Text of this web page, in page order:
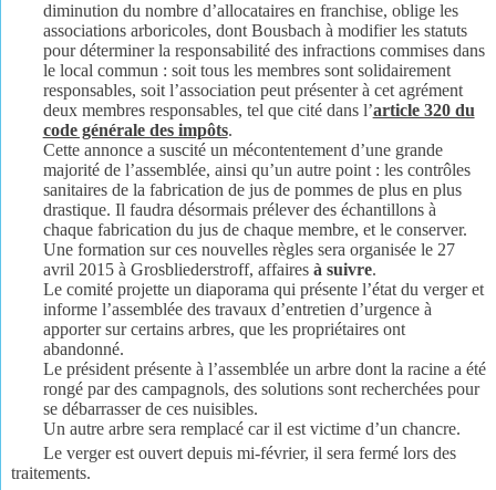
diminution du nombre d’allocataires en franchise, oblige les
associations arboricoles, dont Bousbach à modifier les statuts
pour déterminer la responsabilité des infractions commises dans
le local commun : soit tous les membres sont solidairement
responsables, soit l’association peut présenter à cet agrément
deux membres responsables, tel que cité dans l’article 320 du
code générale des impôts.
Cette annonce a suscité un mécontentement d’une grande
majorité de l’assemblée, ainsi qu’un autre point : les contrôles
sanitaires de la fabrication de jus de pommes de plus en plus
drastique. Il faudra désormais prélever des échantillons à
chaque fabrication du jus de chaque membre, et le conserver.
Une formation sur ces nouvelles règles sera organisée le 27
avril 2015 à Grosbliederstroff, affaires à suivre.
Le comité projette un diaporama qui présente l’état du verger et
informe l’assemblée des travaux d’entretien d’urgence à
apporter sur certains arbres, que les propriétaires ont
abandonné.
Le président présente à l’assemblée un arbre dont la racine a été
rongé par des campagnols, des solutions sont recherchées pour
se débarrasser de ces nuisibles.
Un autre arbre sera remplacé car il est victime d’un chancre.
Le verger est ouvert depuis mi-février, il sera fermé lors des
traitements.